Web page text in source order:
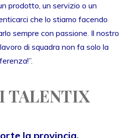
prodotto, un servizio o un
che lo stiamo facendo
sempre con passione. Il nostro
di squadra non fa solo la
TALENTIX
la provincia.